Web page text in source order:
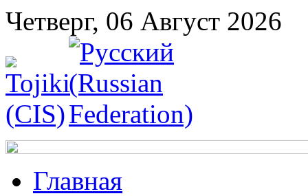
Четверг, 06 Август 2026
Главная